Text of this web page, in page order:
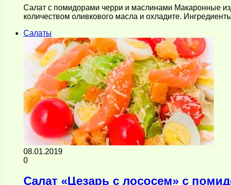
Салат с помидорами черри и маслинами Макаронные
количеством оливкового масла и охладите.
Салаты
08.01.2019
0
Салат «Цезарь с лососем» с